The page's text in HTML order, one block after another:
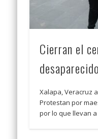
Cierran el
Xalapa, Veracruz
Protestan por
por lo que llevan